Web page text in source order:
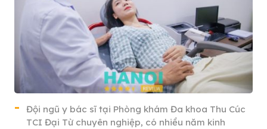
Đội ngũ y bác sĩ tại Phòng khám Đa khoa Thu Cúc
TCI Đại Từ chuyên nghiệp, có nhiều năm kinh